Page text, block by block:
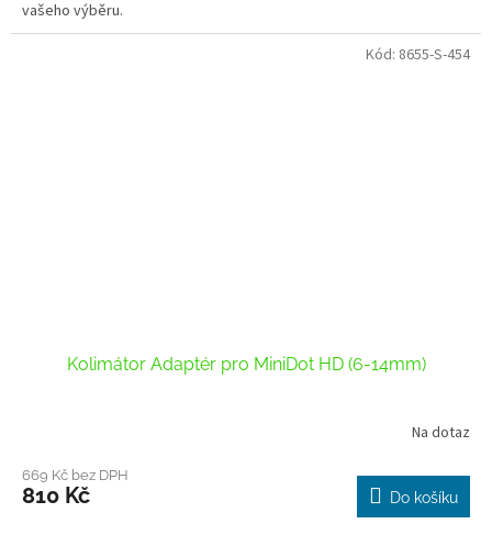
hvězdiček.
vašeho výběru.
Kolimátor Adaptér pro MiniDot HD (6-14mm)
Na dotaz
669 Kč bez DPH
810 Kč Do košíku
Kód: 8655-S-454